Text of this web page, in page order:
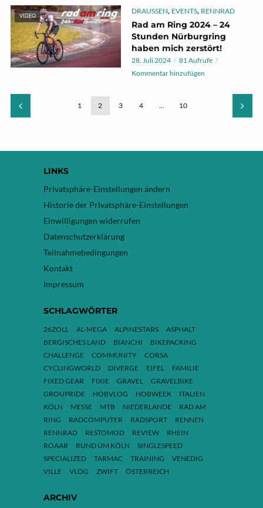
VIDEO
DRAUSSEN, EVENTS, RENNRAD
Rad am Ring 2024 – 24
Stunden Nürburgring
haben mich zerstört!
28. Juli 2024
81 Aufrufe
Kommentar hinzufügen
1 2 3 4 … 10
LINKS
Privatsphäre-Einstellungen ändern
Historie der Privatsphäre-Einstellungen
Einwilligungen widerrufen
Datenschutzerklärung
Teilnahmebedingungen
Kontakt
Impressum
SCHLAGWÖRTER
26ZOLL AL-MEGA ALPINESTARS
ASPHALT
BERGISCHES LAND
BIANCHI
BIKEPACKING
CHALLENGE
COMMUNITY
CORSA
CYCLINGWORLD
DIVERGE EIFEL
FAMILIE
FIXED GEAR
FIXIE GRAVEL
GRAVELBIKE
GROUPRIDE
HOBVLOG HOBWEEK
ITALIEN
KÖLN
MESSE MTB NIEDERLANDE
RAD AM
RING
RADCOMPUTER RADSPORT
RENNEN
RENNRAD
RESTOMOD REVIEW
RHEIN
ROAAR
RUND UM KÖLN
SINGLESPEED
SPECIALIZED
TARMAC TRAINING
VENEDIG
VILLE
VLOG ZWIFT ÖSTERREICH
ARCHIV